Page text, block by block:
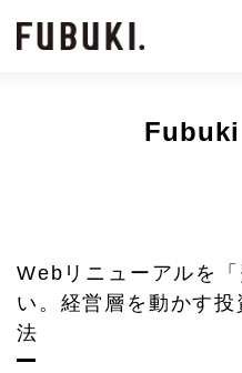
Webリニューアルを
い。経営層を動かす
法